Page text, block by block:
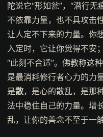
陀说它“形如瓮”，“潜行无
不依靠力量，也不具攻击
让人定不下来的力量。你
入定时，它让你觉得不安
“此刻不合适”。佛教称这
是最消耗修行者心力的力
是散，是心的散乱，是那
法中稳住自己的力量。增
乱，让你的善念不至于一